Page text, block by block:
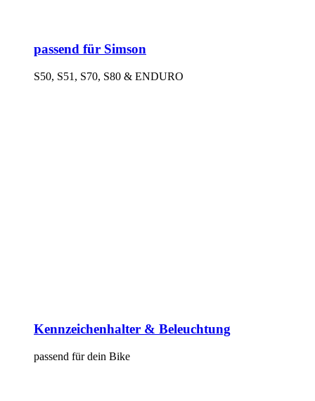
passend für Simson
S50, S51, S70, S80 & ENDURO
Kennzeichenhalter & Beleuchtung
passend für dein Bike